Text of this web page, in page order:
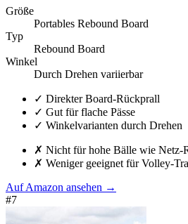
Größe
Portables Rebound Board
Typ
Rebound Board
Winkel
Durch Drehen variierbar
✓ Direkter Board-Rückprall
✓ Gut für flache Pässe
✓ Winkelvarianten durch Drehen
✗ Nicht für hohe Bälle wie Netz-
✗ Weniger geeignet für Volley-
Auf Amazon ansehen →
#7